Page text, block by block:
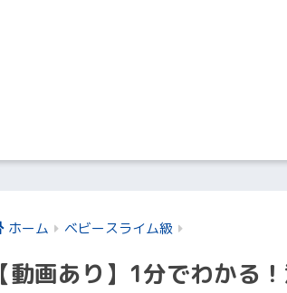
ホーム ベビースライム級
【動画あり】1分でわかる